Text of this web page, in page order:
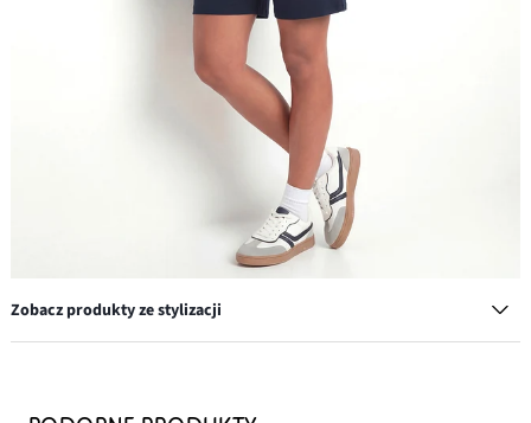
Zobacz produkty ze stylizacji